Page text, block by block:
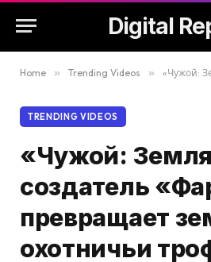
Digital
Home » Trending Videos » «Чужой: Земля»:
TRENDING VIDEOS
«Чужой:
создатель
превращает
охотничьи